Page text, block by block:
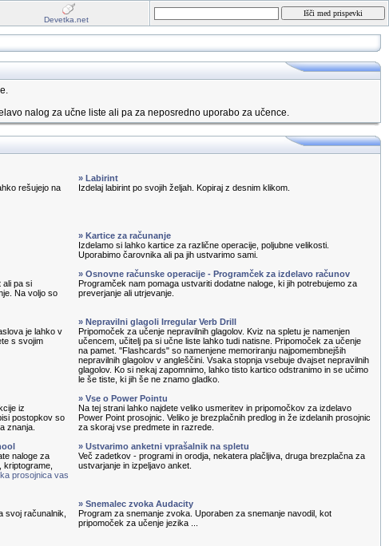
Devetka.net
nalog za učne liste ali pa za neposredno uporabo za učence.
rešujejo na
» Labirint
Izdelaj labirint po svojih željah. Kopiraj z desnim klikom.
» Kartice za računanje
Izdelamo si lahko kartice za različne operacije, poljubne velikosti.
Uporabimo čarovnika ali pa jih ustvarimo sami.
ali pa si
Na voljo so
» Osnovne računske operacije - Programček za izdelavo računov
Programček nam pomaga ustvariti dodatne naloge, ki jih potrebujemo za
preverjanje ali utrjevanje.
je lahko v
s svojim
» Nepravilni glagoli Irregular Verb Drill
Pripomoček za učenje nepravilnih glagolov. Kviz na spletu je namenjen
učencem, učitelj pa si učne liste lahko tudi natisne. Pripomoček za učenje
na pamet. "Flashcards" so namenjene memoriranju najpomembnejših
nepravilnih glagolov v angleščini. Vsaka stopnja vsebuje dvajset nepravilnih
glagolov. Ko si nekaj zapomnimo, lahko tisto kartico odstranimo in se učimo
le še tiste, ki jih še ne znamo gladko.
iz
postopkov so
znanja.
» Vse o Power Pointu
Na tej strani lahko najdete veliko usmeritev in pripomočkov za izdelavo
Power Point prosojnic. Veliko je brezplačnih predlog in že izdelanih prosojnic
za skoraj vse predmete in razrede.
naloge za
prosojnica vas
» Ustvarimo anketni vprašalnik na spletu
Več zadetkov - programi in orodja, nekatera plačljiva, druga brezplačna za
ustvarjanje in izpeljavo anket.
svoj računalnik,
» Snemalec zvoka Audacity
Program za snemanje zvoka. Uporaben za snemanje navodil, kot
pripomoček za učenje jezika ...